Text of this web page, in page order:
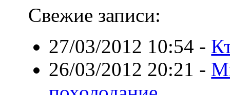
Свежие записи:
27/03/2012 10:54 -
26/03/2012 20:21 -